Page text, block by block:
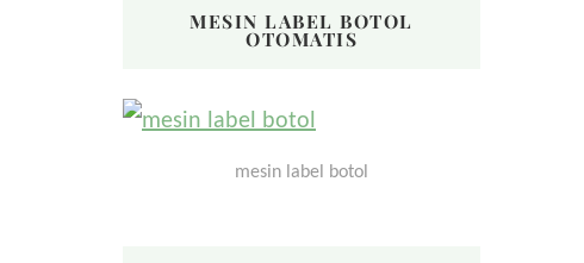
MESIN LABEL BOTOL
OTOMATIS
mesin label botol